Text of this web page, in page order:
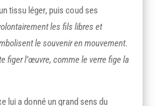
tissu léger, puis coud ses
les fils libres et
le souvenir en mouvement.
figer l’œuvre, comme le verre fige la
lui a donné un grand sens du